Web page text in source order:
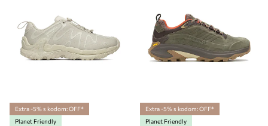
Extra -5% s kodom: OFF*
Planet Friendly
Extra -5% s kodom: OFF*
Planet Friendly